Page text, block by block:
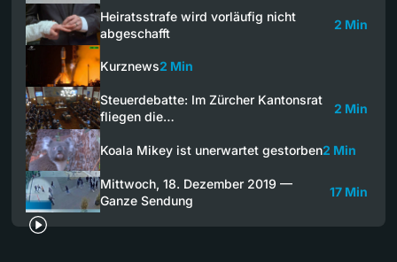
Heiratsstrafe wird vorläufig nicht
abgeschafft
2 Min
Kurznews2 Min
Steuerdebatte: Im Zürcher Kantonsrat
fliegen die…
2 Min
Koala Mikey ist unerwartet gestorben2 Min
Mittwoch, 18. Dezember 2019 —
Ganze Sendung
17 Min